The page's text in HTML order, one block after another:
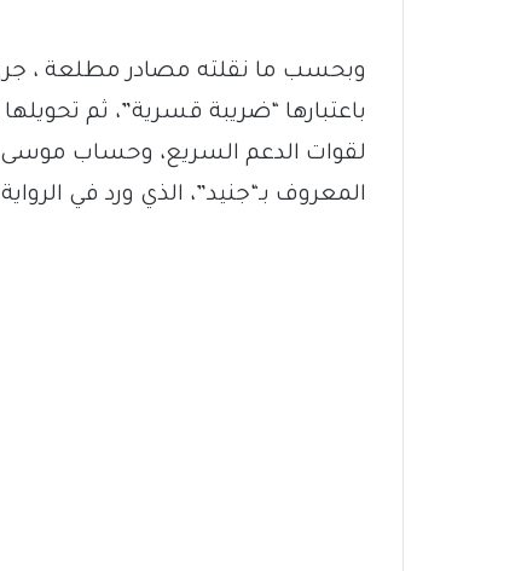
وبحسب ما نقلته مصادر مطلعة ،
باعتبارها “ضريبة قسرية”، ثم تحويلها
لقوات الدعم السريع، وحساب
المعروف بـ“جنيد”، الذي ورد في